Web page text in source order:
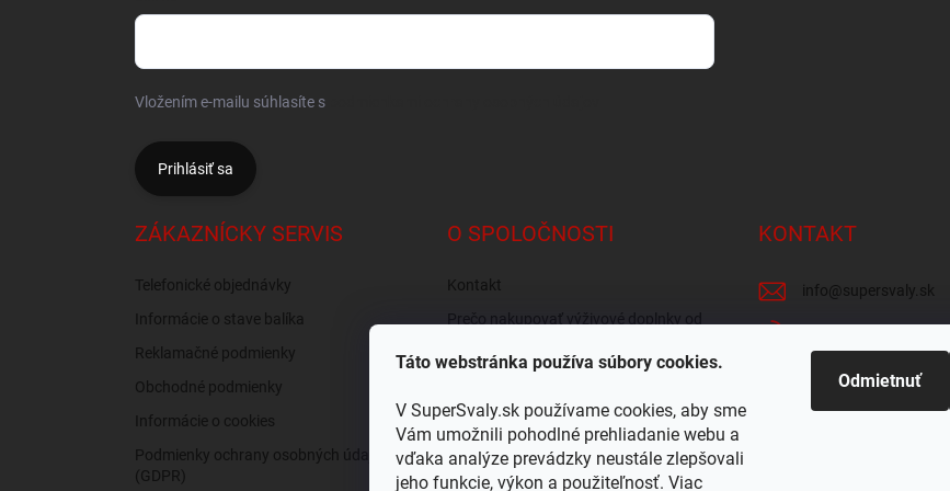
Táto webstránka používa súbory cookies.
V SuperSvaly.sk používame cookies, aby sme
Vám umožnili pohodlné prehliadanie webu a
vďaka analýze prevádzky neustále zlepšovali
jeho funkcie, výkon a použiteľnosť. Viac
Odmietnuť
Vložením e-mailu súhlasíte s
Prihlásiť sa
ZÁKAZNÍCKY SERVIS
Telefonické objednávky
Informácie o stave balíka
Reklamačné podmienky
Obchodné podmienky
Informácie o cookies
Podmienky ochrany osobných údajov
(GDPR)
O SPOLOČNOSTI
Kontakt
Prečo nakupovať výživové doplnky od
Recenzie obchodu
Osobný odber v Žiline
KONTAKT
info@supersvaly.sk
SuperSvaly.sk -